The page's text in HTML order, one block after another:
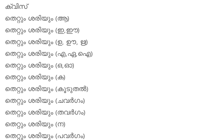
ക്വിസ്
തെറ്റും ശരിയും (ആ)
തെറ്റും ശരിയും (ഇ,ഈ)
തെറ്റും ശരിയും (ഉ, ഊ, ഋ)
തെറ്റും ശരിയും (എ,ഏ,ഐ)
തെറ്റും ശരിയും (ഒ,ഓ)
തെറ്റും ശരിയും (ക)
തെറ്റും ശരിയും (കൂടുതല്‍)
തെറ്റും ശരിയും (ചവര്‍ഗം)
തെറ്റും ശരിയും (തവര്‍ഗം)
തെറ്റും ശരിയും (ന)
തെറ്റും ശരിയും (പവര്‍ഗം)